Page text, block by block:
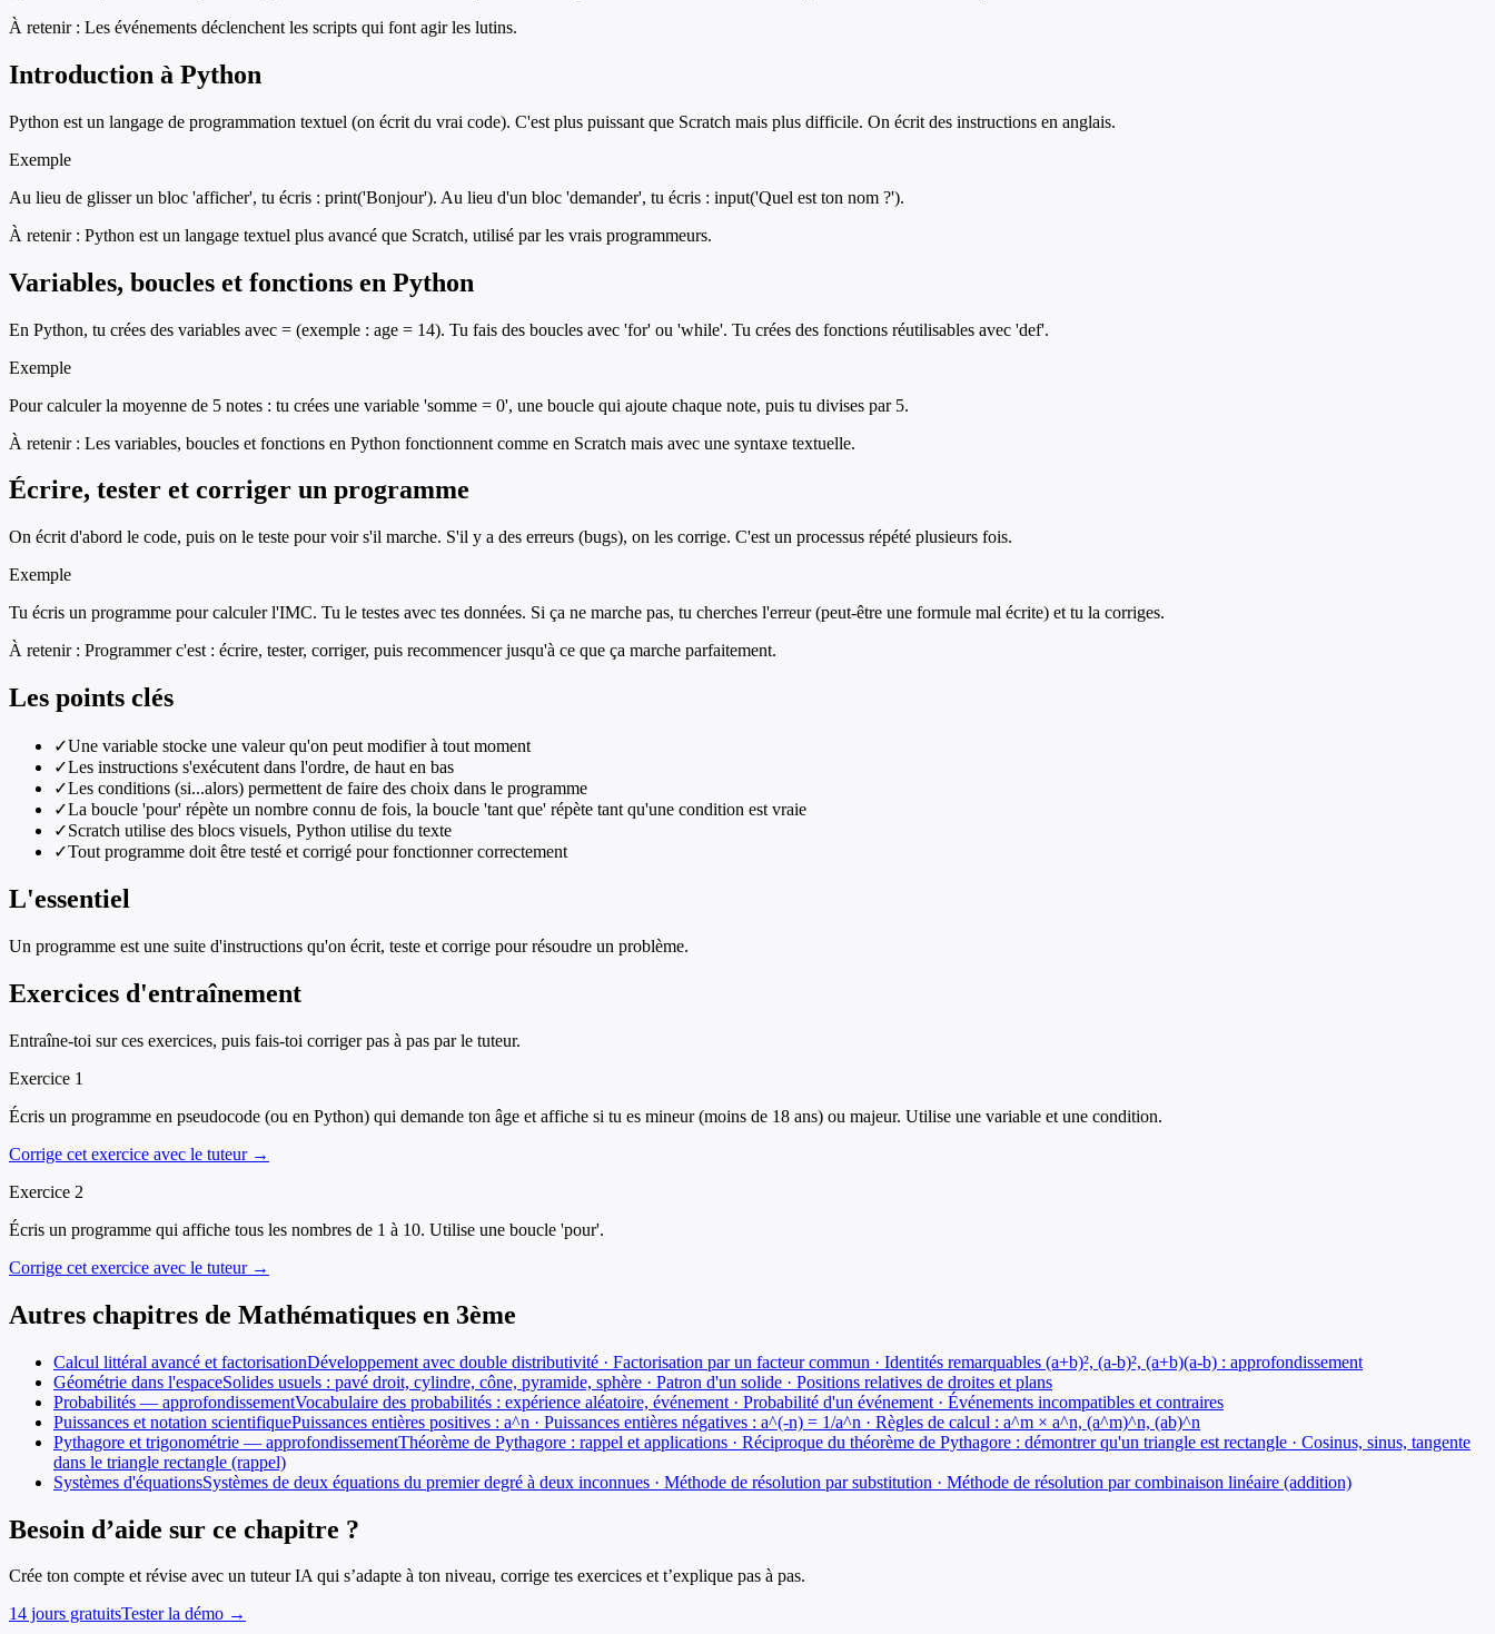
À retenir : Les événements déclenchent les scripts qui font agir les lutins.
Introduction à Python
Python est un langage de programmation textuel (on écrit du vrai code). C'est plus puissant que Scratch mais plus difficile. On écrit des instructions en anglais.
Exemple
Au lieu de glisser un bloc 'afficher', tu écris : print('Bonjour'). Au lieu d'un bloc 'demander', tu écris : input('Quel est ton nom ?').
À retenir : Python est un langage textuel plus avancé que Scratch, utilisé par les vrais programmeurs.
Variables, boucles et fonctions en Python
En Python, tu crées des variables avec = (exemple : age = 14). Tu fais des boucles avec 'for' ou 'while'. Tu crées des fonctions réutilisables avec 'def'.
Exemple
Pour calculer la moyenne de 5 notes : tu crées une variable 'somme = 0', une boucle qui ajoute chaque note, puis tu divises par 5.
À retenir : Les variables, boucles et fonctions en Python fonctionnent comme en Scratch mais avec une syntaxe textuelle.
Écrire, tester et corriger un programme
On écrit d'abord le code, puis on le teste pour voir s'il marche. S'il y a des erreurs (bugs), on les corrige. C'est un processus répété plusieurs fois.
Exemple
Tu écris un programme pour calculer l'IMC. Tu le testes avec tes données. Si ça ne marche pas, tu cherches l'erreur (peut-être une formule mal écrite) et tu la corriges.
À retenir : Programmer c'est : écrire, tester, corriger, puis recommencer jusqu'à ce que ça marche parfaitement.
Les points clés
✓Une variable stocke une valeur qu'on peut modifier à tout moment
✓Les instructions s'exécutent dans l'ordre, de haut en bas
✓Les conditions (si...alors) permettent de faire des choix dans le programme
✓La boucle 'pour' répète un nombre connu de fois, la boucle 'tant que' répète tant qu'une condition est vraie
✓Scratch utilise des blocs visuels, Python utilise du texte
✓Tout programme doit être testé et corrigé pour fonctionner correctement
L'essentiel
Un programme est une suite d'instructions qu'on écrit, teste et corrige pour résoudre un problème.
Exercices d'entraînement
Entraîne-toi sur ces exercices, puis fais-toi corriger pas à pas par le tuteur.
Exercice 1
Écris un programme en pseudocode (ou en Python) qui demande ton âge et affiche si tu es mineur (moins de 18 ans) ou majeur. Utilise une variable et une condition.
Corrige cet exercice avec le tuteur →
Exercice 2
Écris un programme qui affiche tous les nombres de 1 à 10. Utilise une boucle 'pour'.
Corrige cet exercice avec le tuteur →
Autres chapitres de Mathématiques en 3ème
Calcul littéral avancé et factorisationDéveloppement avec double distributivité · Factorisation par un facteur commun · Identités remarquables (a+b)², (a-b)², (a+b)(a-b) : approfondissement
Géométrie dans l'espaceSolides usuels : pavé droit, cylindre, cône, pyramide, sphère · Patron d'un solide · Positions relatives de droites et plans
Probabilités — approfondissementVocabulaire des probabilités : expérience aléatoire, événement · Probabilité d'un événement · Événements incompatibles et contraires
Puissances et notation scientifiquePuissances entières positives : a^n · Puissances entières négatives : a^(-n) = 1/a^n · Règles de calcul : a^m × a^n, (a^m)^n, (ab)^n
Pythagore et trigonométrie — approfondissementThéorème de Pythagore : rappel et applications · Réciproque du théorème de Pythagore : démontrer qu'un triangle est rectangle · Cosinus, sinus, tangente
dans le triangle rectangle (rappel)
Systèmes d'équationsSystèmes de deux équations du premier degré à deux inconnues · Méthode de résolution par substitution · Méthode de résolution par combinaison linéaire (addition)
Besoin d’aide sur ce chapitre ?
Crée ton compte et révise avec un tuteur IA qui s’adapte à ton niveau, corrige tes exercices et t’explique pas à pas.
14 jours gratuitsTester la démo →